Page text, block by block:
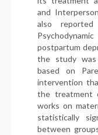
and
also
postpartum
the study
based on
intervention
the treatment
works on
statistically
between